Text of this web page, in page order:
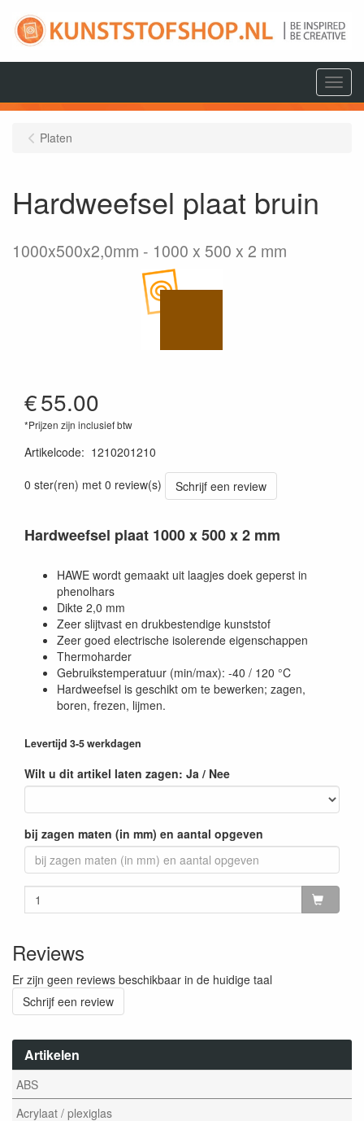
Menu
Artikelen
ABS
Acrylaat / plexiglas
Platen
Hardweefsel plaat bruin
1000x500x2,0mm 1000 x 500 x 2 mm
€55.00
*Prijzen zijn inclusief btw
Artikelcode: 1210201210
0 ster(ren) met 0 review(s)
Schrijf een review
Hardweefsel plaat 1000 x 500 x 2 mm
HAWE wordt gemaakt uit laagjes doek geperst in
phenolhars
Dikte 2,0 mm
Zeer slijtvast en drukbestendige kunststof
Zeer goed electrische isolerende eigenschappen
Thermoharder
Gebruikstemperatuur (min/max): -40 / 120 °C
Hardweefsel is geschikt om te bewerken; zagen,
boren, frezen, lijmen.
Levertijd 3-5 werkdagen
Wilt u dit artikel laten zagen: Ja / Nee
bij zagen maten (in mm) en aantal opgeven
Reviews
Er zijn geen reviews beschikbaar in de huidige taal
Schrijf een review